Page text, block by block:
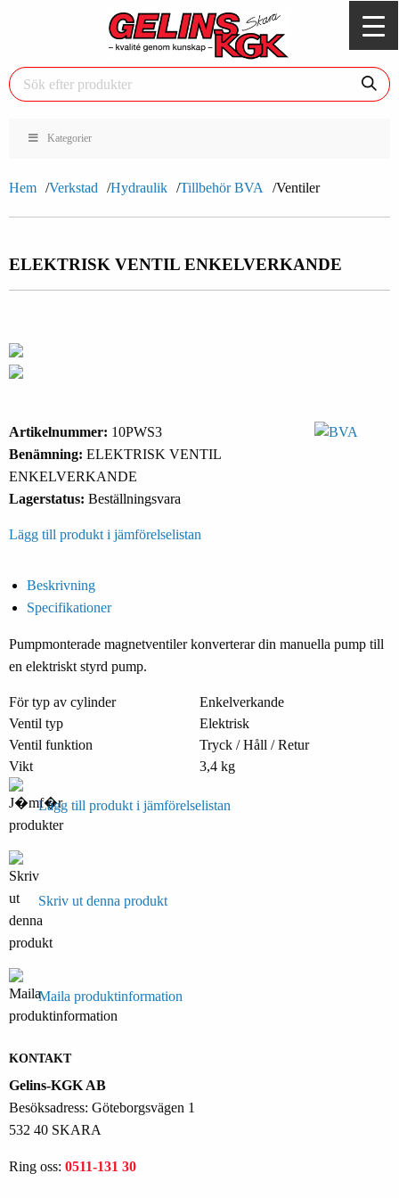
Kategorier
Hem Verkstad Hydraulik Tillbehör BVA Ventiler
ELEKTRISK VENTIL ENKELVERKANDE
Artikelnummer: 10PWS3
Benämning: ELEKTRISK VENTIL
ENKELVERKANDE
Lagerstatus: Beställningsvara
Lägg till produkt i jämförelselistan
Beskrivning
Specifikationer
Pumpmonterade magnetventiler konverterar din manuella pump till
en elektriskt styrd pump.
För typ av cylinder
Enkelverkande
Ventil typ
Elektrisk
Ventil funktion
Tryck / Håll / Retur
Vikt
3,4 kg
Lägg till produkt i jämförelselistan
Skriv ut denna produkt
Maila produktinformation
KONTAKT
Gelins-KGK AB
Besöksadress: Göteborgsvägen 1
532 40 SKARA
Ring oss: 0511-131 30